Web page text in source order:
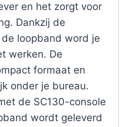
en het zorgt voor
Dankzij de
loopband word je
werken. De
formaat en
onder je bureau.
de SC130-console
wordt geleverd